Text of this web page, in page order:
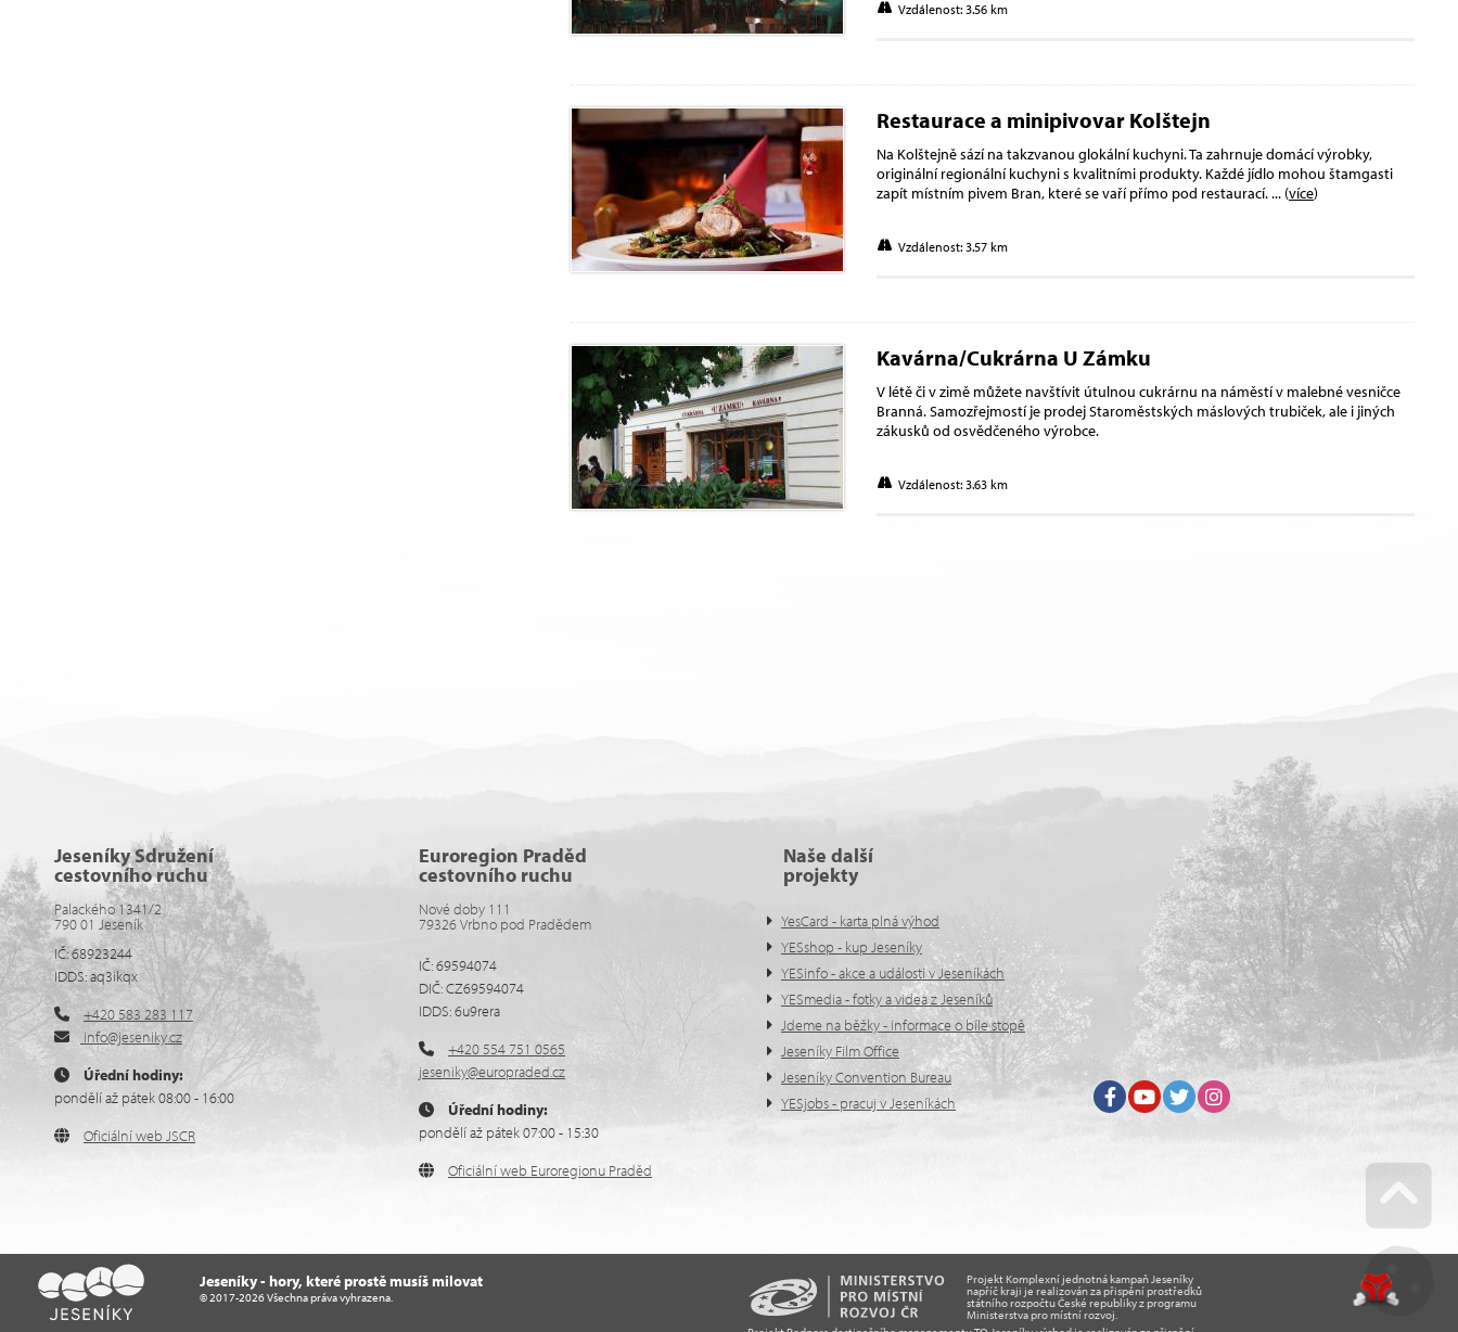
Vzdálenost: 3.56 km
Restaurace a minipivovar Kolštejn
Na Kolštejně sází na takzvanou glokální kuchyni. Ta zahrnuje domácí výrobky,
originální regionální kuchyni s kvalitními produkty. Každé jídlo mohou štamgasti
zapít místním pivem Bran, které se vaří přímo pod restaurací.... (více)
Vzdálenost: 3.57 km
Kavárna/Cukrárna U Zámku
V létě či v zimě můžete navštívit útulnou cukrárnu na náměstí v malebné vesničce
Branná. Samozřejmostí je prodej Staroměstských máslových trubiček, ale i jiných
zákusků od osvědčeného výrobce.
Vzdálenost: 3.63 km
Jeseníky Sdružení
cestovního ruchu
Palackého 1341/2
790 01 Jeseník
IČ: 68923244
IDDS: aq3ikqx
+420 583 283 117
info@jeseniky.cz
Úřední hodiny:
pondělí až pátek 08:00 - 16:00
Oficiální web JSCR
Euroregion Praděd
cestovního ruchu
Nové doby 111
79326 Vrbno pod Pradědem
IČ: 69594074
DIČ: CZ69594074
IDDS: 6u9rera
+420 554 751 0565
jeseniky@europraded.cz
Úřední hodiny:
pondělí až pátek 07:00 - 15:30
Oficiální web Euroregionu Praděd
Naše další
projekty
YesCard - karta plná výhod
YESshop - kup Jeseníky
YESinfo - akce a události v Jeseníkách
YESmedia - fotky a videa z Jeseníků
Jdeme na běžky - informace o bíle stopě
Jeseníky Film Office
Jeseníky Convention Bureau
YESjobs - pracuj v Jeseníkách
FacebookYoutubeTwitter Instagram
Jeseníky - hory, které prostě musíš milovat
© 2017-2026 Všechna práva vyhrazena.
Projekt Komplexní jednotná kampaň Jeseníky
napříč kraji je realizován za přispění prostředků
státního rozpočtu České republiky z programu
Ministerstva pro místní rozvoj.
Go